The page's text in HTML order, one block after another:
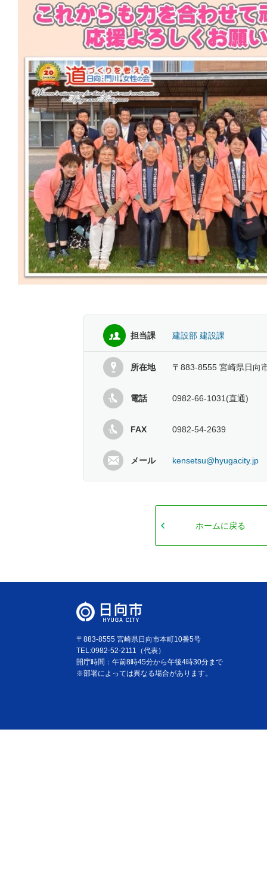
担当課 建設部 建設課
所在地 〒883-8555 宮崎県日向
電話 0982-66-1031(直通)
FAX 0982-54-2639
メール kensetsu@hyugacity.jp
ホームに戻る
〒883-8555 宮崎県日向市本町10番5号
TEL:0982-52-2111（代表）
開庁時間：午前8時45分から午後4時30分まで
※部署によっては異なる場合があります。